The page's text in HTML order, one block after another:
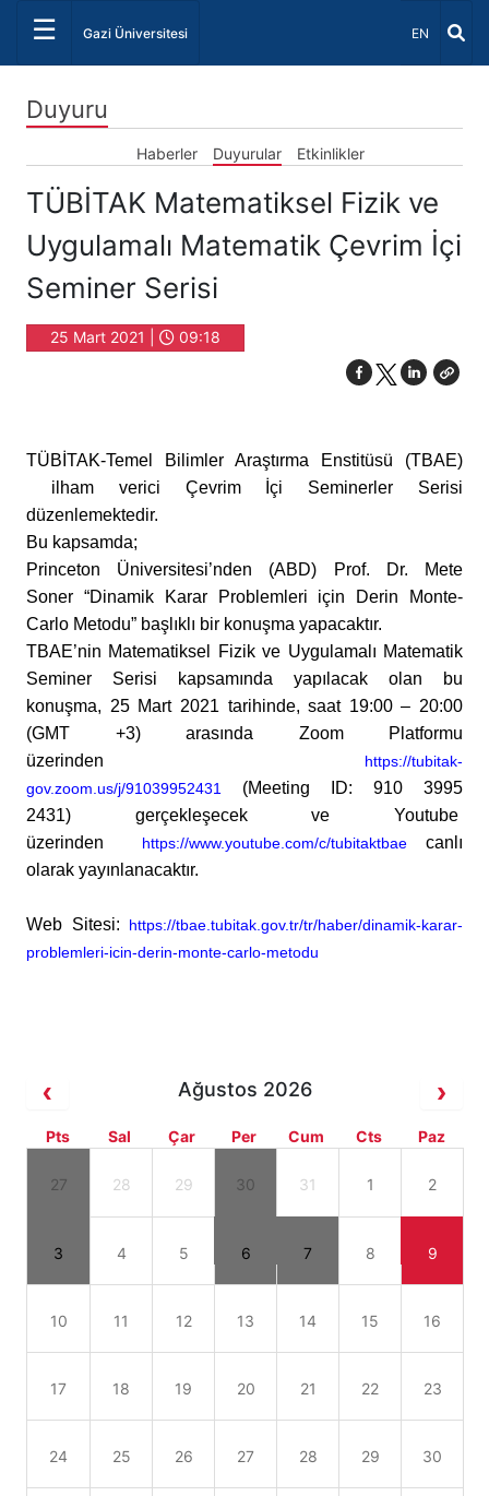
☰ Gazi Üniversitesi Dil Seçiniz
EN
Duyuru
Haberler Duyurular Etkinlikler
TÜBİTAK Matematiksel Fizik ve
Uygulamalı Matematik Çevrim İçi
Seminer Serisi
25 Mart 2021 | 09:18
TÜBİTAK-Temel Bilimler Araştırma Enstitüsü (TBAE)
ilham verici Çevrim İçi Seminerler Serisi
düzenlemektedir.
Bu kapsamda;
Princeton Üniversitesi’nden (ABD) Prof. Dr. Mete
Soner “Dinamik Karar Problemleri için Derin Monte-
Carlo Metodu” başlıklı bir konuşma yapacaktır.
TBAE’nin Matematiksel Fizik ve Uygulamalı Matematik
Seminer Serisi kapsamında yapılacak olan bu
konuşma, 25 Mart 2021 tarihinde, saat 19:00 – 20:00
(GMT +3) arasında Zoom Platformu
üzerinden https://tubitak-
gov.zoom.us/j/91039952431 (Meeting ID: 910 3995
2431) gerçekleşecek ve Youtube
üzerinden
https://www.youtube.com/c/tubitaktbaecanlı
olarak yayınlanacaktır.
Web Sitesi: https://tbae.tubitak.gov.tr/tr/haber/dinamik-karar-
problemleri-icin-derin-monte-carlo-metodu
Ağustos 2026
Pts Sal Çar Per Cum Cts Paz
27 28 29 30 31 1 2
3 4 5 6 7 8 9
10 11 12 13 14 15 16
17 18 19 20 21 22 23
24 25 26 27 28 29 30